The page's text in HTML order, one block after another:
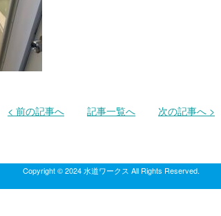
< 前の記事へ 記事一覧へ 次の記事へ >
Copyright © 2024 水道ワークス All Rights Reserved.